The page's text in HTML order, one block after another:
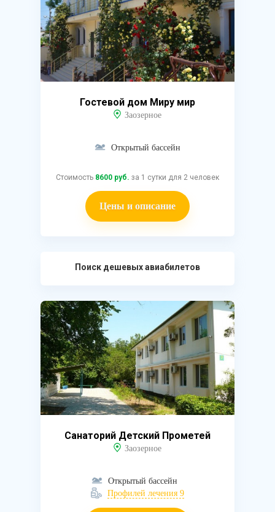
Гостевой дом Миру мир
Заозерное
Открытый бассейн
Стоимость 8600 руб. за 1 сутки для 2 человек
Цены и описание
Поиск дешевых авиабилетов
Санаторий Детский Прометей
Заозерное
Открытый бассейн
Профилей лечения 9